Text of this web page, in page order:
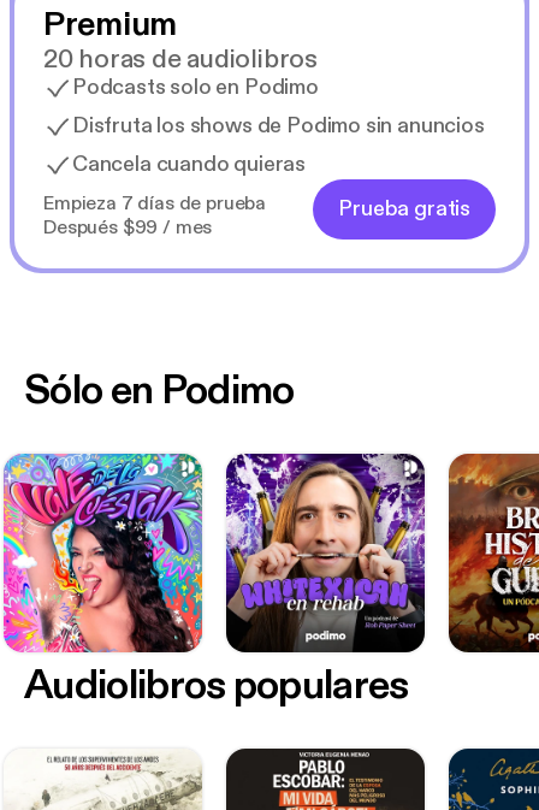
Premium
20 horas de audiolibros
Podcasts solo en Podimo
Disfruta los shows de Podimo sin anuncios
Cancela cuando quieras
Empieza 7 días de prueba
Después $99 / mes
Prueba gratis
Sólo en Podimo
Audiolibros populares